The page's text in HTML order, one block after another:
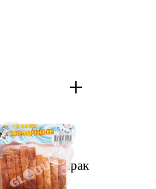
кытырак
200г1 дн.